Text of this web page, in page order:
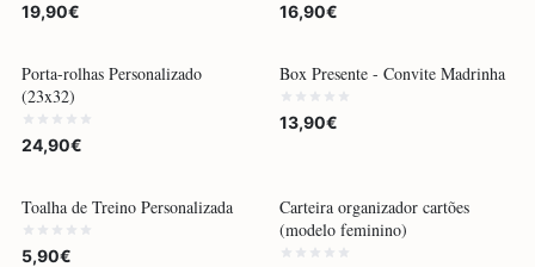
19,90€ 16,90€
Porta-rolhas Personalizado
(23x32)
24,90€
Box Presente - Convite Madrinha
13,90€
Toalha de Treino Personalizada
5,90€
Carteira organizador cartões
(modelo feminino)